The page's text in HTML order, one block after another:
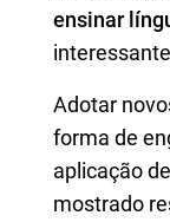
ensinar
Adotar
forma de
aplicação
mostrado